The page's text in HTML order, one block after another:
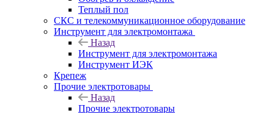
Теплый пол
СКС и телекоммуникационное оборудование
Инструмент для электромонтажа
Назад
Инструмент для электромонтажа
Инструмент ИЭК
Крепеж
Прочие электротовары
Назад
Прочие электротовары